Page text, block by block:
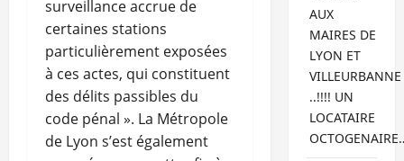
surveillance accrue de
certaines stations
particulièrement exposées
à ces actes, qui constituent
des délits passibles du
code pénal ». La Métropole
de Lyon s’est également
AUX
MAIRES DE
LYON ET
VILLEURBANNE
..!!!! UN
LOCATAIRE